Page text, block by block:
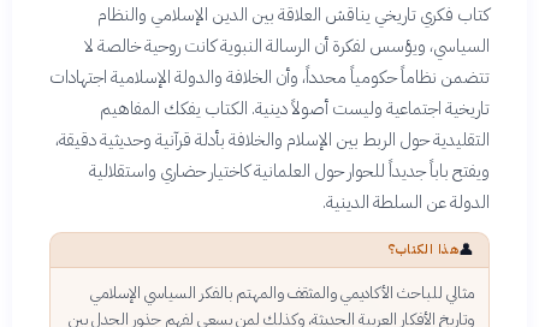
كتاب فكري تاريخي يناقش العلاقة بين الدين الإسلامي والنظام
السياسي، ويؤسس لفكرة أن الرسالة النبوية كانت روحية خالصة لا
تتضمن نظاماً حكومياً محدداً، وأن الخلافة والدولة الإسلامية اجتهادات
تاريخية اجتماعية وليست أصولاً دينية. الكتاب يفكك المفاهيم
التقليدية حول الربط بين الإسلام والخلافة بأدلة قرآنية وحديثية دقيقة،
ويفتح باباً جديداً للحوار حول العلمانية كاختيار حضاري واستقلالية
الدولة عن السلطة الدينية.
👤هذا الكتاب؟
مثالي للباحث الأكاديمي والمثقف والمهتم بالفكر السياسي الإسلامي
وتاريخ الأفكار العربية الحديثة، وكذلك لمن يسعى لفهم جذور الجدل بين